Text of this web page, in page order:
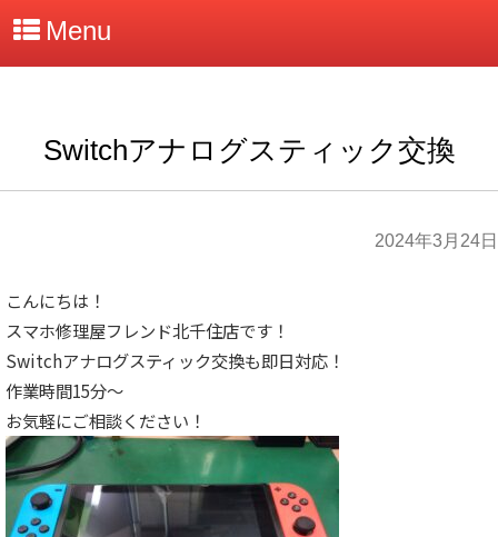
Menu
Switchアナログスティック交換
2024年3月24日
こんにちは！
スマホ修理屋フレンド北千住店です！
Switchアナログスティック交換も即日対応！
作業時間15分～
お気軽にご相談ください！